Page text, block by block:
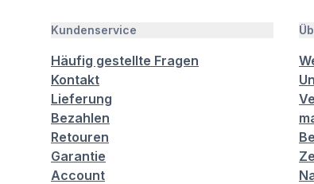
Kundenservice
Häufig gestellte Fragen
Kontakt
Lieferung
Bezahlen
Retouren
Garantie
Account